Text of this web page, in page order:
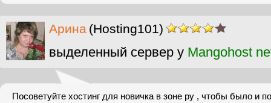
Арина (Hosting101)
выделенный сервер у Mangohost
Посоветуйте хостинг для новичка в зоне ру , чтобы было и